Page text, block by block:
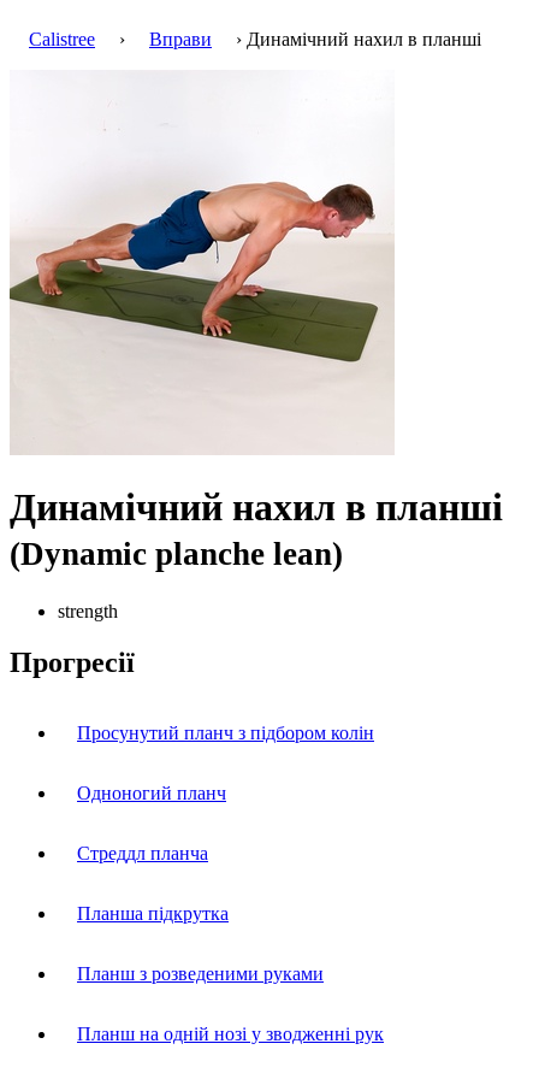
Calistree › Вправи › Динамічний нахил в планші
Динамічний нахил в планші
(Dynamic planche lean)
strength
Прогресії
Просунутий планч з підбором колін
Одноногий планч
Стреддл планча
Планша підкрутка
Планш з розведеними руками
Планш на одній нозі у зводженні рук